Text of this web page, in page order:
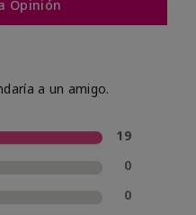
Opinión
a un amigo.
19
0
0